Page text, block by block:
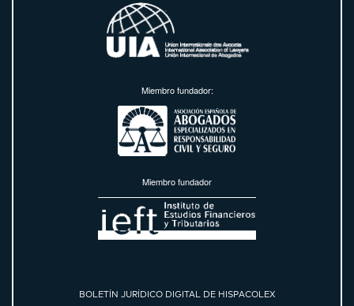
Miembro fundador:
Miembro fundador
BOLETÍN JURÍDICO DIGITAL DE HISPACOLEX